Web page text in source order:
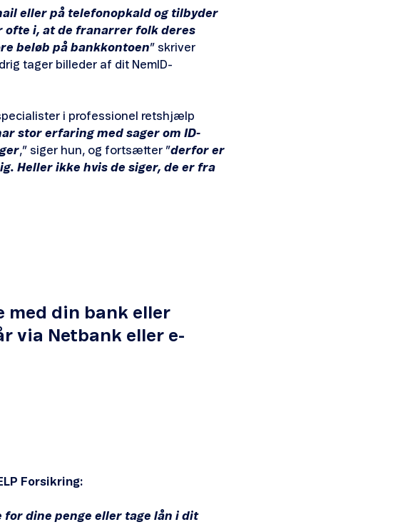
eller på telefonopkald og tilbyder
ofte i, at de franarrer folk deres
beløb på bankkontoen” skriver
tager billeder af dit NemID-
i professionel retshjælp
stor erfaring med sager om ID-
,” siger hun, og fortsætter ”derfor er
Heller ikke hvis de siger, de er fra
med din bank eller
via Netbank eller e-
Forsikring:
dine penge eller tage lån i dit